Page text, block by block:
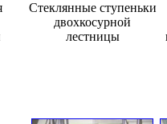
Стеклянные ступеньки
двохкосурной
лестницы